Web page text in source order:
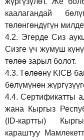
каалагандай
төлөнгөндүгүн
4.2. Эгерде Сиз
Сизге үч жумуш
төлөө зарыл болот.
4.3. Төлөөнү KICB
бөлүмүнөн
4.4.Сертификатты
жана Кыргыз
(ID-картты)
караштуу